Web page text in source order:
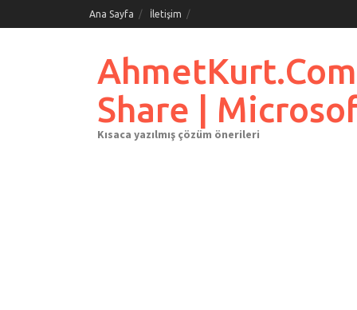
to
Ana Sayfa İletişim
Share |
Kısaca yazılmış çözüm önerileri